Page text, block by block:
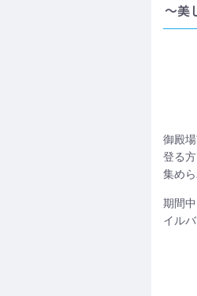
～美
御殿
登る
集め
期間
イル